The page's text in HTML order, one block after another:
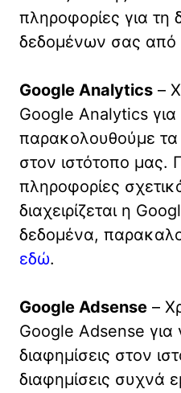
πληροφορίες για τη
δεδομένων σας από
Google Analytics –
Google Analytics για
παρακολουθούμε τα
στον ιστότοπο μας.
πληροφορίες
διαχειρίζεται η
δεδομένα,
εδώ.
Google Adsense –
Google Adsense
διαφημίσεις στον
διαφημίσεις συχνά